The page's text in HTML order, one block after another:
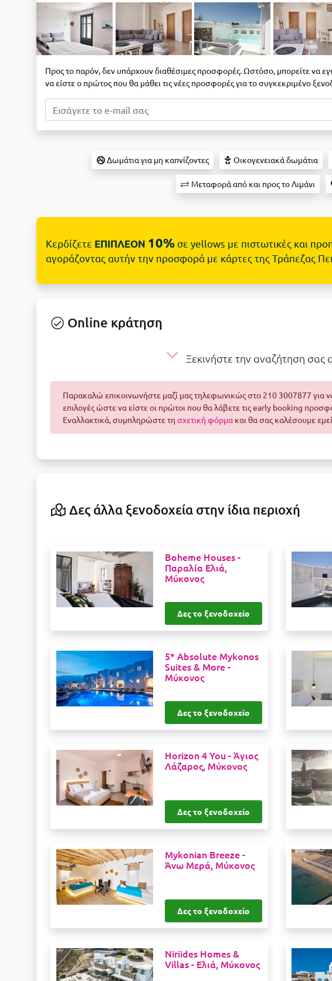
Προς το παρόν, δεν υπάρχουν διαθέσιμες προσφορές. Ωστόσο, μπορείτε να
να είστε ο πρώτος που θα μάθει τις νέες προσφορές για το συγκεκριμένο
Δωμάτια για μη καπνίζοντες Οικογενειακά δωμάτια
Μεταφορά από και προς το Λιμάνι
Κερδίζετε ΕΠΙΠΛΕΟΝ 10%σε yellows με πιστωτικές και
αγοράζοντας αυτήν την προσφορά με κάρτες της Τράπεζας
Online κράτηση
Ξεκινήστε την αναζήτηση σας
Παρακαλώ επικοινωνήστε μαζί μας τηλεφωνικώς στο 210 3007877 για
επιλογές ώστε να είστε οι πρώτοι που θα λάβετε τις early booking
Εναλλακτικά, συμπληρώστε τη σχετική φόρμα και θα σας καλέσουμε
Δες άλλα ξενοδοχεία στην ίδια περιοχή
Boheme Houses -
Παραλία Ελιά,
Μύκονος
Δες το ξενοδοχείο
5* Absolute Mykonos
Suites & More -
Μύκονος
Δες το ξενοδοχείο
Horizon 4 You -Άγιος
Λάζαρος, Μύκονος
Δες το ξενοδοχείο
Mykonian Breeze -
Άνω Μερά, Μύκονος
Δες το ξενοδοχείο
Niriides Homes &
Villas - Ελιά, Μύκονος